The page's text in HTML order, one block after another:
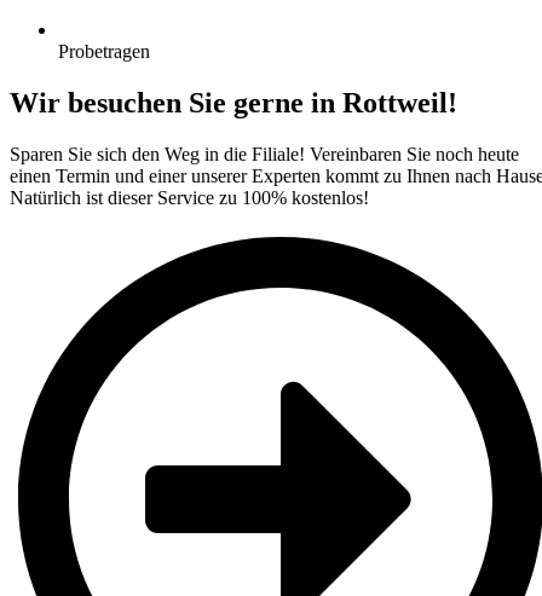
Probetragen
Wir besuchen Sie gerne in Rottweil!​
Sparen Sie sich den Weg in die Filiale! Vereinbaren Sie noch heute
einen Termin und einer unserer Experten kommt zu Ihnen nach
Natürlich ist dieser Service zu 100% kostenlos!